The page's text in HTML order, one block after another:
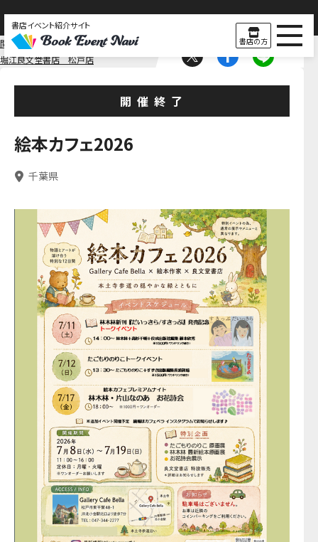
書店イベント紹介サイト
書店の方
関東
千葉
堀江良文堂書店 松戸店
開催終了
絵本カフェ2026
千葉県